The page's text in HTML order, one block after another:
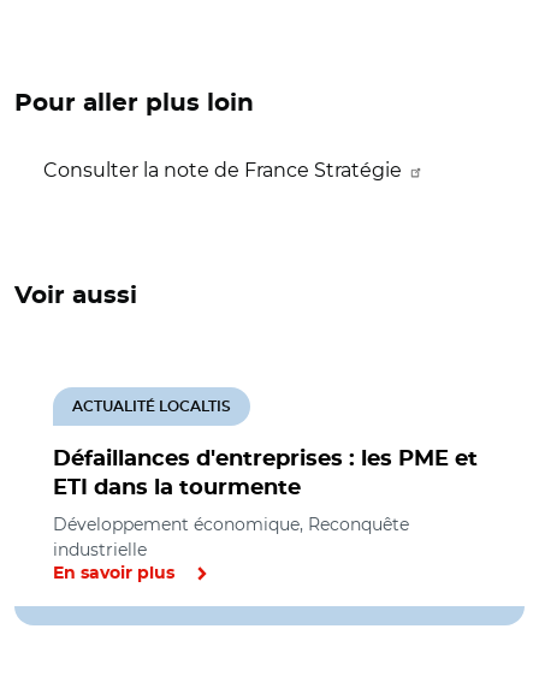
Pour aller plus loin
Consulter la note de France Stratégie
Voir aussi
Défaillances d'entreprises : les PME et
ETI dans la tourmente
ACTUALITÉ LOCALTIS
Développement économique, Reconquête
industrielle
En savoir plus